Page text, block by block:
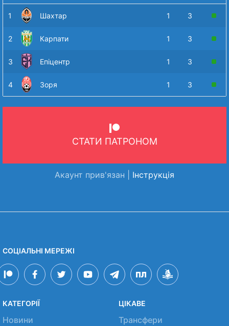
1 Шахтар 1 3
2 Карпати 1 3
3 Епіцентр 1 3
4 Зоря 1 3
СТАТИ ПАТРОНОМ
Акаунт прив'язан | Інструкція
СОЦІАЛЬНІ МЕРЕЖІ
КАТЕГОРІЇ
Новини
ЦІКАВЕ
Трансфери